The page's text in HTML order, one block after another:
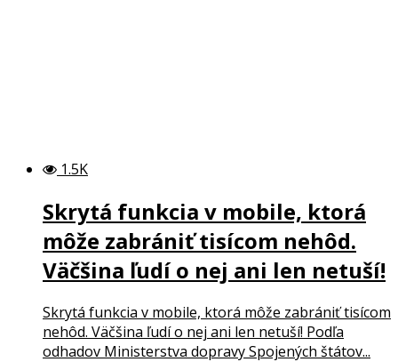
1.5K
Skrytá funkcia v mobile, ktorá
môže zabrániť tisícom nehôd.
Väčšina ľudí o nej ani len netuší!
Skrytá funkcia v mobile, ktorá môže zabrániť tisícom
nehôd. Väčšina ľudí o nej ani len netuší! Podľa
odhadov Ministerstva dopravy Spojených štátov...